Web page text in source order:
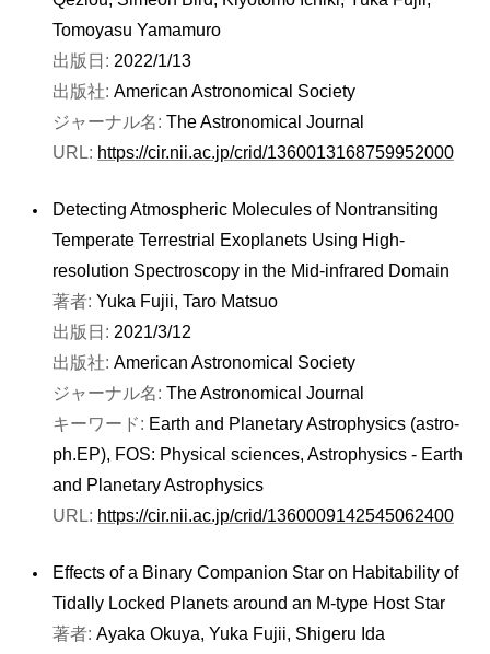
Tomoyasu Yamamuro
出版日: 2022/1/13
出版社: American Astronomical Society
ジャーナル名: The Astronomical Journal
URL: https://cir.nii.ac.jp/crid/1360013168759952000
Detecting Atmospheric Molecules of Nontransiting
Temperate Terrestrial Exoplanets Using High-
resolution Spectroscopy in the Mid-infrared Domain
著者: Yuka Fujii, Taro Matsuo
出版日: 2021/3/12
出版社: American Astronomical Society
ジャーナル名: The Astronomical Journal
キーワード: Earth and Planetary Astrophysics (astro-
ph.EP), FOS: Physical sciences, Astrophysics - Earth
and Planetary Astrophysics
URL: https://cir.nii.ac.jp/crid/1360009142545062400
Effects of a Binary Companion Star on Habitability of
Tidally Locked Planets around an M-type Host Star
著者: Ayaka Okuya, Yuka Fujii, Shigeru Ida